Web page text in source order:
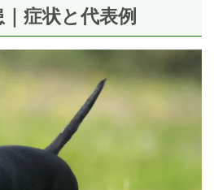
症状と代表例